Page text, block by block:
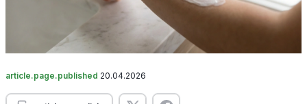
article.page.published 20.04.2026